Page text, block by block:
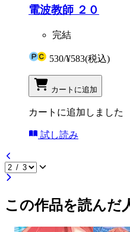
電波教師 ２０
完結
530/¥583(税込)
カートに追加
カートに追加しました
試し読み
この作品を読んだ